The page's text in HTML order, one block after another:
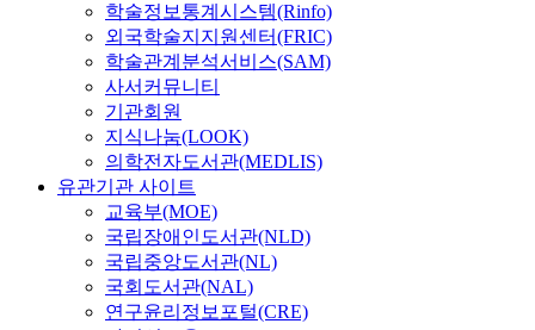
학술정보통계시스템(Rinfo)
외국학술지지원센터(FRIC)
학술관계분석서비스(SAM)
사서커뮤니티
기관회원
지식나눔(LOOK)
의학전자도서관(MEDLIS)
유관기관 사이트
교육부(MOE)
국립장애인도서관(NLD)
국립중앙도서관(NL)
국회도서관(NAL)
연구윤리정보포털(CRE)